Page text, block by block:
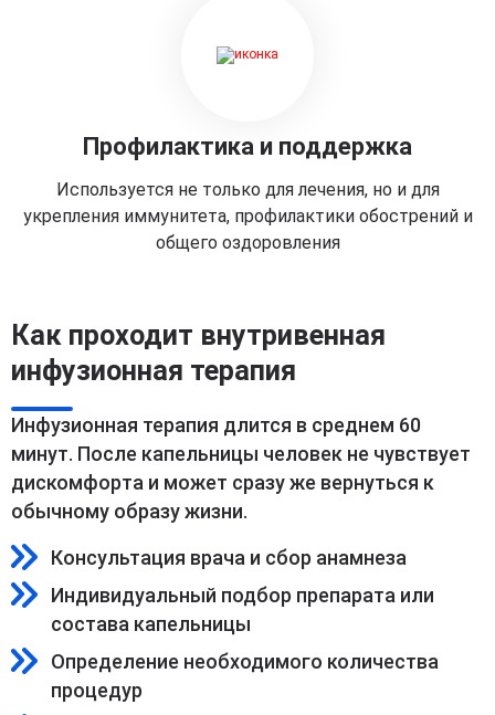
Профилактика и поддержка
Используется не только для лечения, но и для
укрепления иммунитета, профилактики обострений и
общего оздоровления
Как проходит внутривенная
инфузионная терапия
Инфузионная терапия длится в среднем 60
минут. После капельницы человек не чувствует
дискомфорта и может сразу же вернуться к
обычному образу жизни.
Консультация врача и сбор анамнеза
Индивидуальный подбор препарата или
состава капельницы
Определение необходимого количества
процедур